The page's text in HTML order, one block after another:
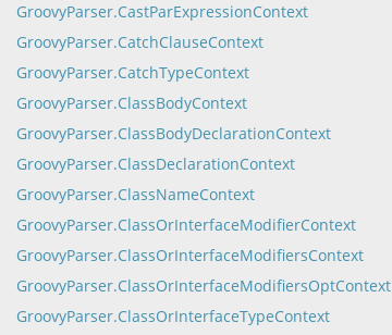
GroovyParser.CastParExpressionContext
GroovyParser.CatchClauseContext
GroovyParser.CatchTypeContext
GroovyParser.ClassBodyContext
GroovyParser.ClassBodyDeclarationContext
GroovyParser.ClassDeclarationContext
GroovyParser.ClassNameContext
GroovyParser.ClassOrInterfaceModifierContext
GroovyParser.ClassOrInterfaceModifiersContext
GroovyParser.ClassOrInterfaceModifiersOptContext
GroovyParser.ClassOrInterfaceTypeContext